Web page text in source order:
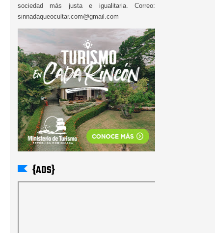
sociedad más justa e igualitaria. Correo:
sinnadaqueocultar.com@gmail.com
{ADS}